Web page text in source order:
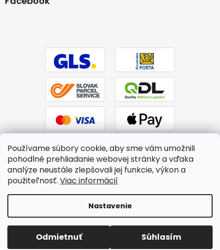
Používame súbory cookie, aby sme vám umožnili
pohodlné prehliadanie webovej stránky a vďaka
analýze neustále zlepšovali jej funkcie, výkon a
použiteľnosť. Viac informácií
Nastavenie
Odmietnuť Súhlasím
Copyright 2026BTPS.sk. Všetky práva vyhradené.Upraviť
nastavenie cookies